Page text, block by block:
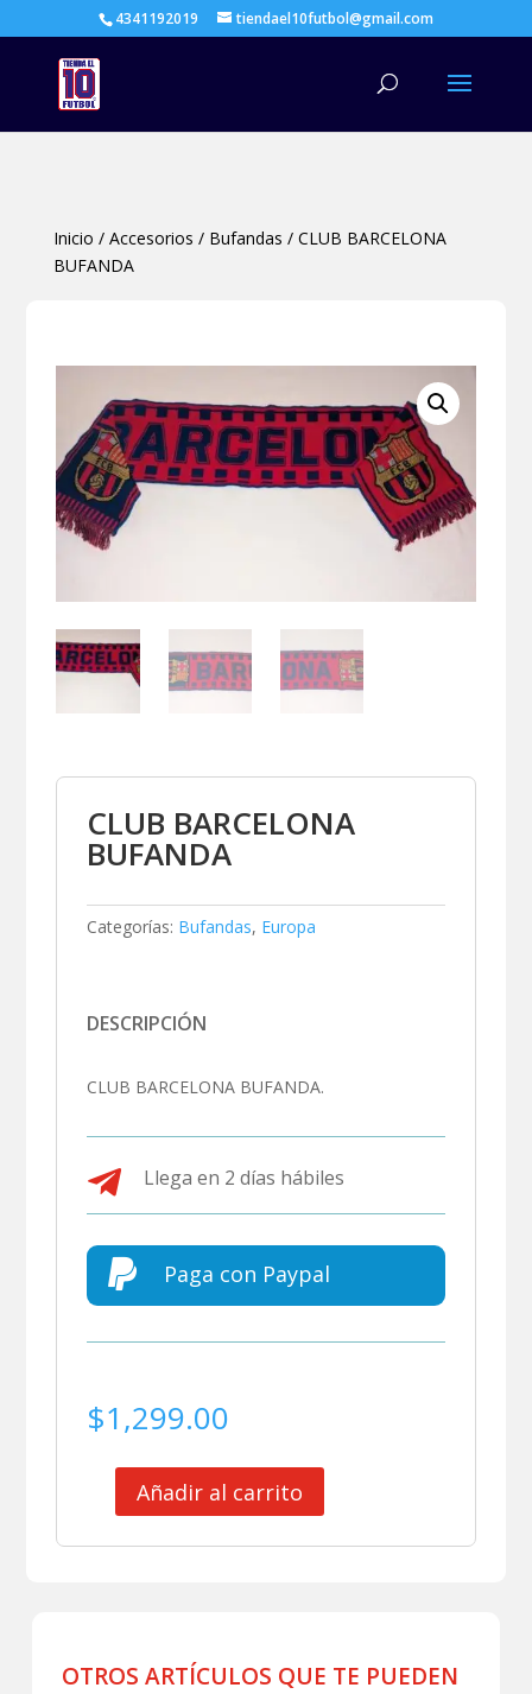
4341192019 tiendael10futbol@gmail.com
Inicio / Accesorios / Bufandas / CLUB BARCELONA
BUFANDA
CLUB BARCELONA
BUFANDA
Categorías: Bufandas, Europa
DESCRIPCIÓN
CLUB BARCELONA BUFANDA.
 Llega en 2 días hábiles
 Paga con Paypal
$1,299.00
Añadir al carrito
OTROS ARTÍCULOS QUE TE PUEDEN